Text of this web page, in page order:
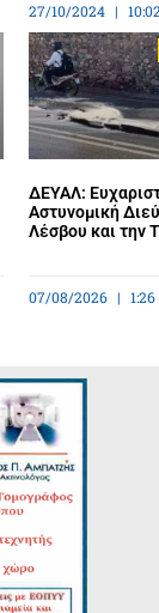
27/10/2024
ΔΕΥΑΛ:
Αστυνομική
Λέσβου και την
07/08/2026